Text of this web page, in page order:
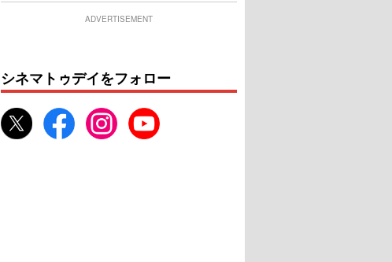
ADVERTISEMENT
シネマトゥデイをフォロー